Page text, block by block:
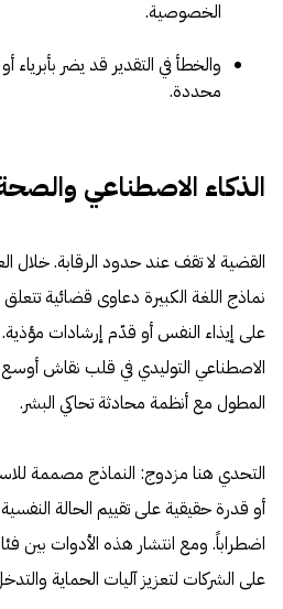
الخصوصية.
والخطأ في التقدير قد يضر
محددة.
الذكاء الاصطناعي
القضية لا تقف عند حدود الرقابة. خلال
نماذج اللغة الكبيرة دعاوى قضائية
على إيذاء النفس أو قدّم إرشادات
الاصطناعي التوليدي في قلب نقاش أوسع
المطول مع أنظمة محادثة تحاكي البشر.
التحدي هنا مزدوج: النماذج مصممة
أو قدرة حقيقية على تقييم الحالة
اضطراباً. ومع انتشار هذه الأدوات بين
على الشركات لتعزيز آليات الحماية